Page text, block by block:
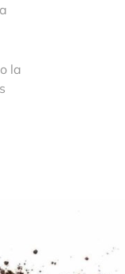
la